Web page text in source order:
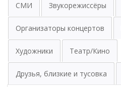
СМИ Звукорежиссёры
Организаторы концертов
Художники Театр/Кино
Друзья, близкие и тусовка